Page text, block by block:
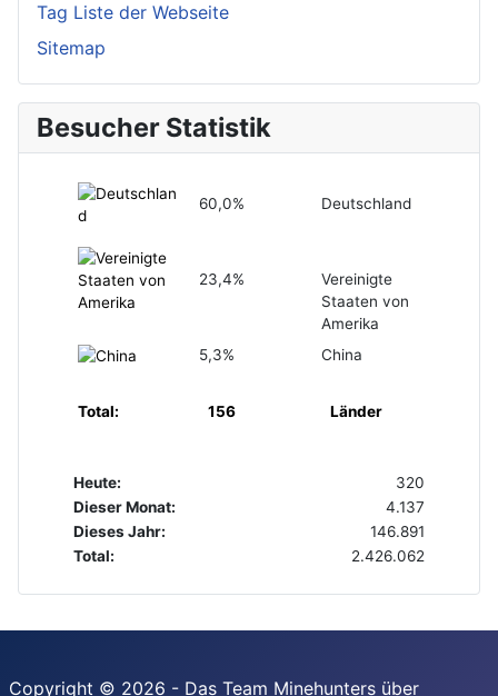
Tag Liste der Webseite
Sitemap
Besucher Statistik
60,0% Deutschland
23,4%
Vereinigte
Staaten von
Amerika
5,3%
China
Total: 156 Länder
Heute:
320
Dieser Monat:
4.137
Dieses Jahr:
146.891
Total:
2.426.062
Copyright © 2026 - Das Team Minehunters über